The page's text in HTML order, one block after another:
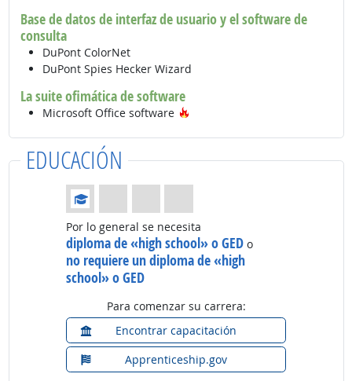
Base de datos de interfaz de usuario y el software de
consulta
DuPont ColorNet
DuPont Spies Hecker Wizard
La suite ofimática de software
Microsoft Office software
EDUCACIÓN
Educación: (Calificación 1 de 4)
Por lo general se necesita
diploma de «high school» o GED o
no requiere un diploma de «high
school» o GED
Para comenzar su carrera:
Encontrar capacitación
Apprenticeship.gov